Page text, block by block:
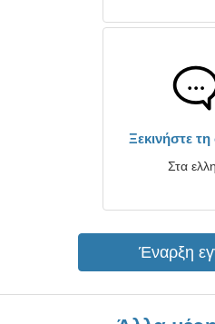
Ξεκινήστε τη
Στα
Έναρξη